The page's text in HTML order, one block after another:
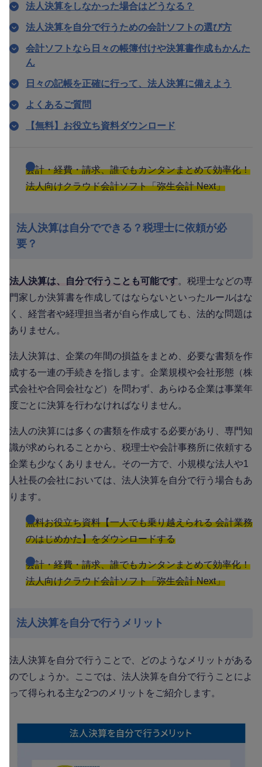
法人決算をしなかった場合はどうなる？
法人決算を自分で行うための会計ソフトの選び方
会計ソフトなら日々の帳簿付けや決算書作成もかんた
ん
日々の記帳を正確に行って、法人決算に備えよう
よくあるご質問
【無料】お役立ち資料ダウンロード
会計・経費・請求、誰でもカンタンまとめて効率化！
法人向けクラウド会計ソフト「弥生会計 Next」
法人決算は自分でできる？税理士に依頼が必
要？
法人決算は、自分で行うことも可能です。税理士などの専
門家しか決算書を作成してはならないといったルールはな
く、経営者や経理担当者が自ら作成しても、法的な問題は
ありません。
法人決算は、企業の年間の損益をまとめ、必要な書類を作
成する一連の手続きを指します。企業規模や会社形態（株
式会社や合同会社など）を問わず、あらゆる企業は事業年
度ごとに決算を行わなければなりません。
法人の決算には多くの書類を作成する必要があり、専門知
識が求められることから、税理士や会計事務所に依頼する
企業も少なくありません。その一方で、小規模な法人や1
人社長の会社においては、法人決算を自分で行う場合もあ
ります。
無料お役立ち資料【一人でも乗り越えられる 会計業務
のはじめかた】をダウンロードする
会計・経費・請求、誰でもカンタンまとめて効率化！
法人向けクラウド会計ソフト「弥生会計 Next」
法人決算を自分で行うメリット
法人決算を自分で行うことで、どのようなメリットがある
のでしょうか。ここでは、法人決算を自分で行うことによ
って得られる主な2つのメリットをご紹介します。